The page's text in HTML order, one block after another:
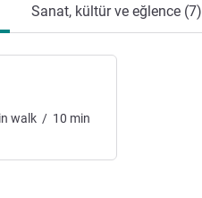
Sanat, kültür ve eğlence (7)
walk / 10 min